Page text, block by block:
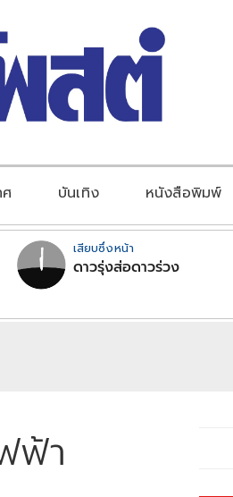
ศ บันเทิง หนังสือพิมพ์
เสียบซึ่งหน้า
ดาวรุ่งส่อดาวร่วง
ฟ้า